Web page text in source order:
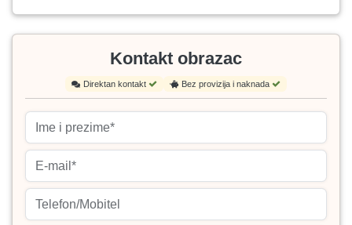
Kontakt obrazac
Direktan kontakt Bez provizija i naknada